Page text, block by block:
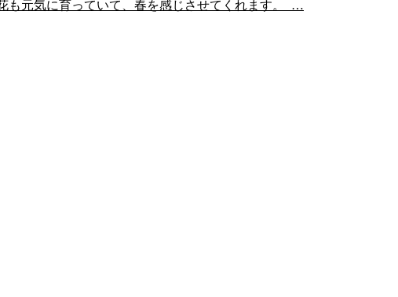
も元気に育っていて、春を感じさせてくれます。 …